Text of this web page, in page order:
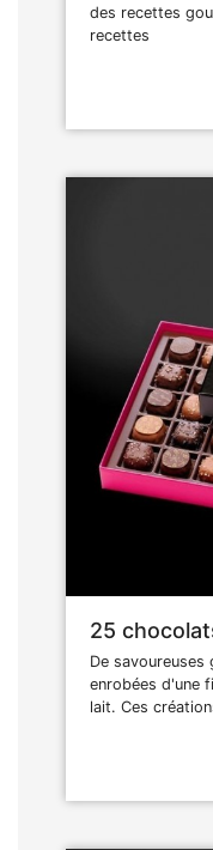
des recettes
recettes
25
De savoureuses
enrobées d'une
lait. Ces